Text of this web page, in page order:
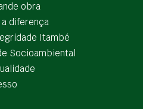
obra
diferença
Itambé
Socioambiental